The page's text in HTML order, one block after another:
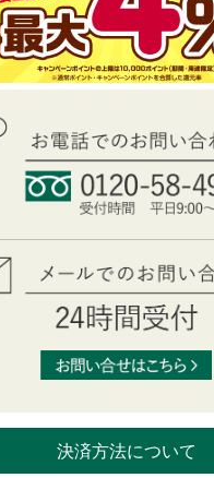
決済方法について